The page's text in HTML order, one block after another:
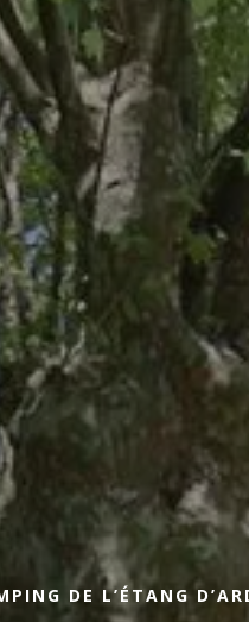
öffnen
der
und
Ihren
Sie
DE L’ÉTANG